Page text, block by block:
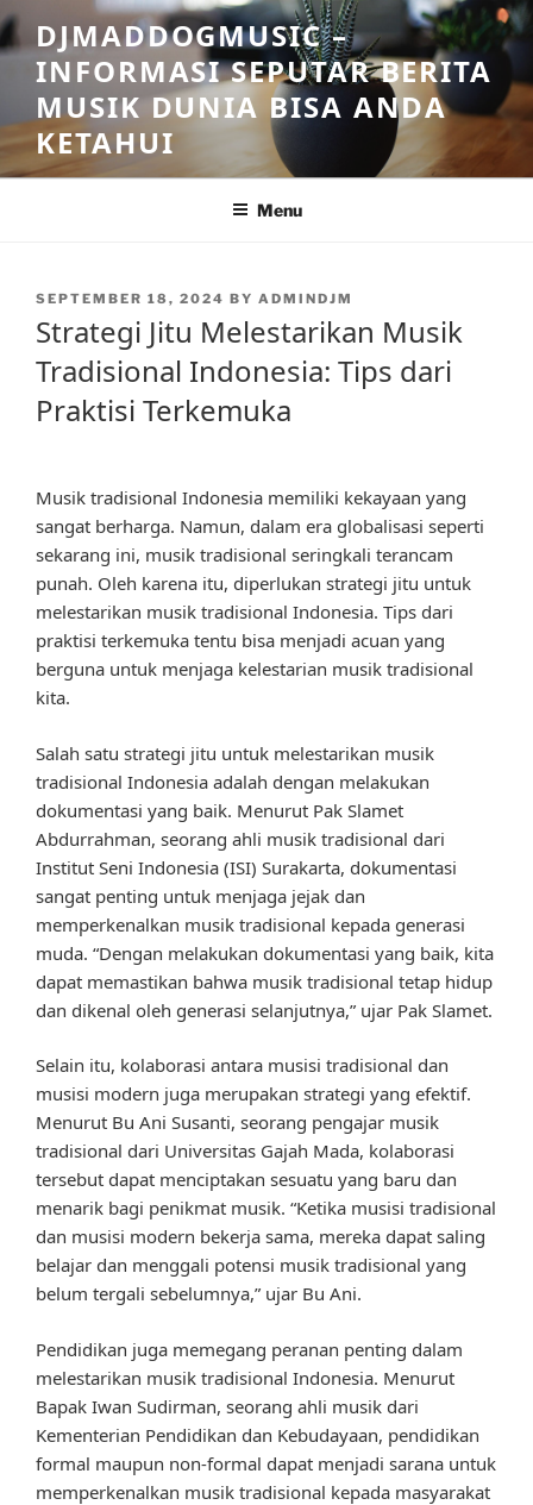
Skip
to
content
DJMADDOGMUSIC –
INFORMASI SEPUTAR BERITA
MUSIK DUNIA BISA ANDA
KETAHUI
Menu
POSTED
SEPTEMBER 18, 2024 BY ADMINDJM
Strategi Jitu Melestarikan Musik
Tradisional Indonesia: Tips dari
Praktisi Terkemuka
Musik tradisional Indonesia memiliki kekayaan yang
sangat berharga. Namun, dalam era globalisasi seperti
sekarang ini, musik tradisional seringkali terancam
punah. Oleh karena itu, diperlukan strategi jitu untuk
melestarikan musik tradisional Indonesia. Tips dari
praktisi terkemuka tentu bisa menjadi acuan yang
berguna untuk menjaga kelestarian musik tradisional
kita.
Salah satu strategi jitu untuk melestarikan musik
tradisional Indonesia adalah dengan melakukan
dokumentasi yang baik. Menurut Pak Slamet
Abdurrahman, seorang ahli musik tradisional dari
Institut Seni Indonesia (ISI) Surakarta, dokumentasi
sangat penting untuk menjaga jejak dan
memperkenalkan musik tradisional kepada generasi
muda. “Dengan melakukan dokumentasi yang baik, kita
dapat memastikan bahwa musik tradisional tetap hidup
dan dikenal oleh generasi selanjutnya,” ujar Pak Slamet.
Selain itu, kolaborasi antara musisi tradisional dan
musisi modern juga merupakan strategi yang efektif.
Menurut Bu Ani Susanti, seorang pengajar musik
tradisional dari Universitas Gajah Mada, kolaborasi
tersebut dapat menciptakan sesuatu yang baru dan
menarik bagi penikmat musik. “Ketika musisi tradisional
dan musisi modern bekerja sama, mereka dapat saling
belajar dan menggali potensi musik tradisional yang
belum tergali sebelumnya,” ujar Bu Ani.
Pendidikan juga memegang peranan penting dalam
melestarikan musik tradisional Indonesia. Menurut
Bapak Iwan Sudirman, seorang ahli musik dari
Kementerian Pendidikan dan Kebudayaan, pendidikan
formal maupun non-formal dapat menjadi sarana untuk
memperkenalkan musik tradisional kepada masyarakat